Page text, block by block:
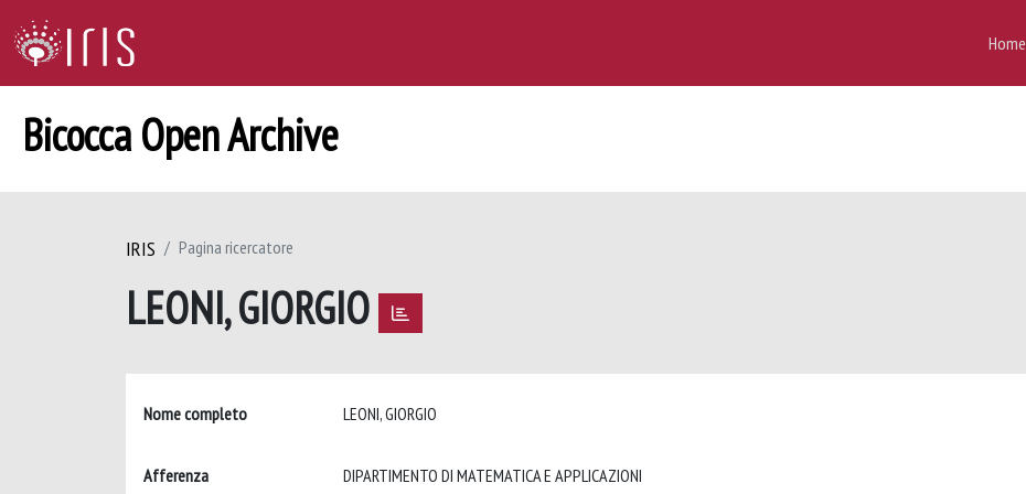
Home
Bicocca Open Archive
IRIS Pagina ricercatore
LEONI, GIORGIO
Nome completo LEONI, GIORGIO
Afferenza DIPARTIMENTO DI MATEMATICA E APPLICAZIONI